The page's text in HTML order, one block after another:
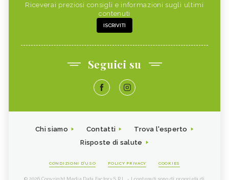
Riceverai preziosi consigli e informazioni sugli ultimi
contenuti
ISCRIVITI
Seguici su
Chi siamo Contatti
Trova l'esperto
Risposte di salute
CONDIZIONI D'USO POLICY PRIVACY COOKIES
© 2026 Copyright Media Data Factory S.R.L. - I contenuti sono di proprietà di